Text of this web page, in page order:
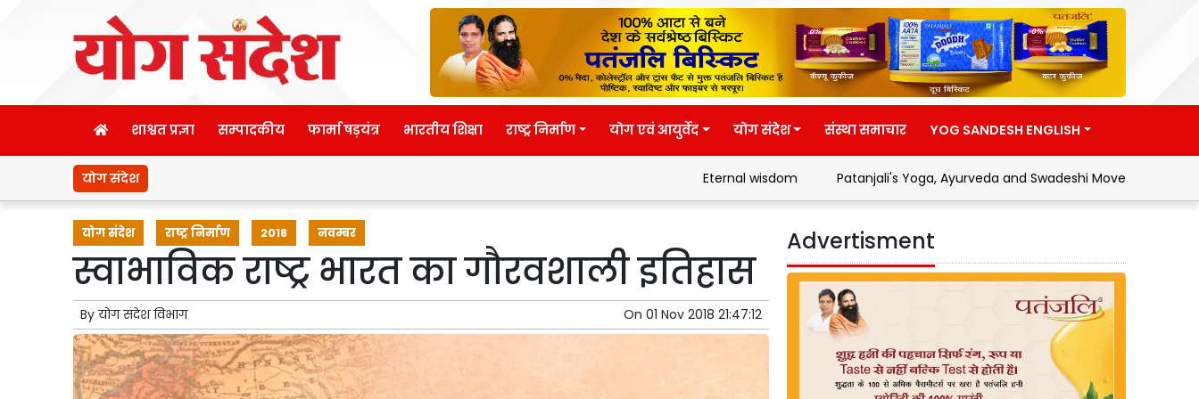
शाश्वत प्रज्ञा सम्पादकीय फार्मा षड़यंत्र भारतीय शिक्षा राष्ट्र निर्माण योग एवं आयुर्वेद योग संदेश संस्था समाचार YOG SANDESH ENGLISH
योग संदेश Eternal wisdom Patanjali's Yoga, Ayurveda and Swadeshi Movement Address by
योग संदेश राष्ट्र निर्माण 2018 नवम्बर
स्वाभाविक राष्ट्र भारत का गौरवशाली इतिहास
By योग संदेश विभाग On 01 Nov 2018 21:47:12
Advertisment